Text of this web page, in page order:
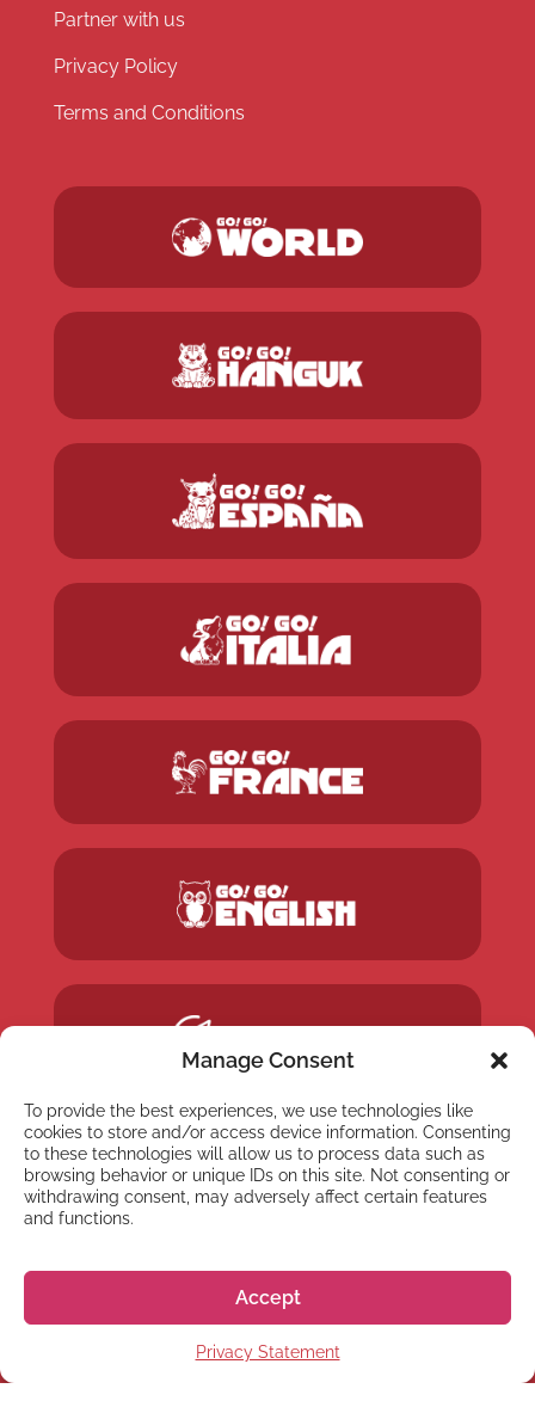
Manage Consent
To provide the best experiences, we use technologies like
cookies to store and/or access device information. Consenting
to these technologies will allow us to process data such as
browsing behavior or unique IDs on this site. Not consenting or
withdrawing consent, may adversely affect certain features
and functions.
Accept
Privacy Statement
Partner with us
Privacy Policy
Terms and Conditions
NEWSLETTER